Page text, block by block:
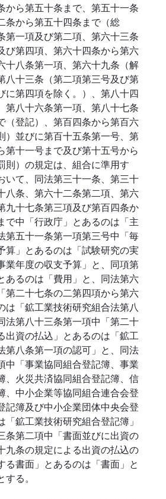
から第五十条まで、第五十一条
条から第五十四条まで（総
第一項及び第二項、第六十三条
び第四項、第六十四条から第六
十八条第一項、第六十九条（解
八十三条（第二項第三号及び第
に第四項を除く。）、第八十四
第八十六条第一項、第八十七条
（登記）、第百四条から第百六
）並びに第百十五条第一号、第
第十一号まで及び第十五号から
則）の規定は、組合に準用す
いて、同法第三十一条、第三十
八条、第六十二条第二項、第六
九十七条第三項及び第百四条か
で中「行政庁」とあるのは「主
第五十一条第一項第三号中「毎
算」とあるのは「試験研究の実
業年度の収支予算」と、同項第
あるのは「費用」と、同法第六
第二十七条の二第四項から第六
は「鉱工業技術研究組合法第八
法第八十三条第一項中「第二十
出資の払込」とあるのは「鉱工
第八条第一項の認可」と、同法
中「事業協同組合登記簿、事業
、火災共済協同組合登記簿、信
、中小企業等協同組合連合会登
記簿及び中小企業団体中央会登
「鉱工業技術研究組合登記簿」
条第二項中「書面並びに出資の
九条の規定による出資の払込の
る書面」とあるのは「書面」と
る。